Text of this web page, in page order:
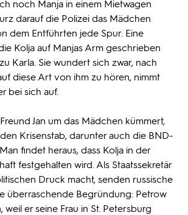
noch Manja in einem Mietwagen
darauf die Polizei das Mädchen
dem Entführten jede Spur. Eine
Kolja auf Manjas Arm geschrieben
Karla. Sie wundert sich zwar, nach
diese Art von ihm zu hören, nimmt
bei sich auf.
Jan um das Mädchen kümmert,
Krisenstab, darunter auch die BND-
findet heraus, dass Kolja in der
festgehalten wird. Als Staatssekretär
Druck macht, senden russische
überraschende Begründung: Petrow
weil er seine Frau in St. Petersburg